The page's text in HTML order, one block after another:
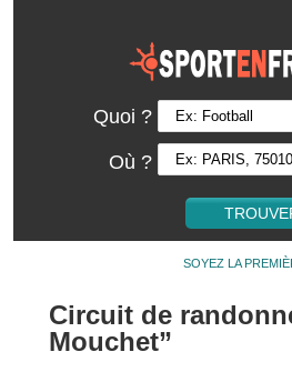
Quoi ?
Où ?
SOYEZ LA
Circuit de
Mouchet”